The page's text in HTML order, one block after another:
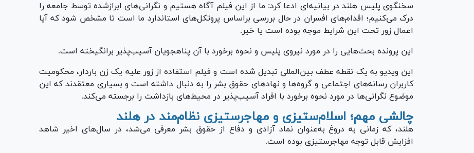
سخنگوی پلیس هلند در بیانیه‌ای ادعا کرد: ما از این فیلم آگاه هستیم و نگرانی‌های ابرازشده توسط جامعه را
درک می‌کنیم؛ اقدام‌های افسران در حال بررسی براساس پروتکل‌های استاندارد ما است تا مشخص شود که آیا
اعمال زور تحت این شرایط موجه بوده است یا خیر.
این پرونده بحث‌هایی را در مورد نیروی پلیس و نحوه برخورد با آن پناهجویان آسیب‌پذیر برانگیخته است.
این ویدیو به یک نقطه عطف بین‌المللی تبدیل شده است و فیلم استفاده از زور علیه یک زن باردار، محکومیت
کاربران رسانه‌های اجتماعی و گروه‌ها و نهاد‌های حقوق بشر را به دنبال داشته است و بسیاری معتقدند که این
موضوع نگرانی‌ها در مورد نحوه برخورد با افراد آسیب‌پذیر در محیط‌های بازداشت را برجسته می‌کند.
چالشی مهم؛ اسلام‌ستیزی و مهاجرستیزی نظام‌مند در هلند
هلند، که زمانی به دروغ به‌عنوان نماد آزادی و دفاع از حقوق بشر معرفی می‌شد، در سال‌های اخیر شاهد
افزایش قابل توجه مهاجرستیزی بوده است.